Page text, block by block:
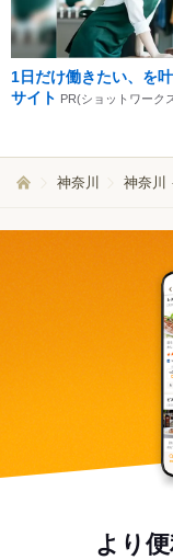
1日だけ働きたい、を
サイト PR(ショットワーク
神奈川 神奈川
より